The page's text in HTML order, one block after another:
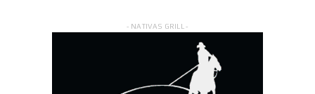
- NATIVAS GRILL -